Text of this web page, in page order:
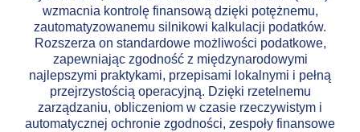
wzmacnia kontrolę finansową dzięki potężnemu,
zautomatyzowanemu silnikowi kalkulacji podatków.
Rozszerza on standardowe możliwości podatkowe,
zapewniając zgodność z międzynarodowymi
najlepszymi praktykami, przepisami lokalnymi i pełną
przejrzystością operacyjną. Dzięki rzetelnemu
zarządzaniu, obliczeniom w czasie rzeczywistym i
automatycznej ochronie zgodności, zespoły finansowe